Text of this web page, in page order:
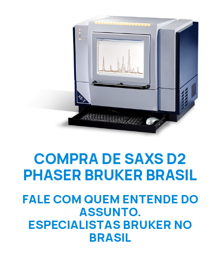
COMPRA DE SAXS D2
PHASER BRUKER BRASIL
FALE COM QUEM ENTENDE DO
ASSUNTO.
ESPECIALISTAS BRUKER NO
BRASIL